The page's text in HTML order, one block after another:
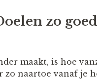
zo
maakt, is hoe
zo naartoe vanaf je